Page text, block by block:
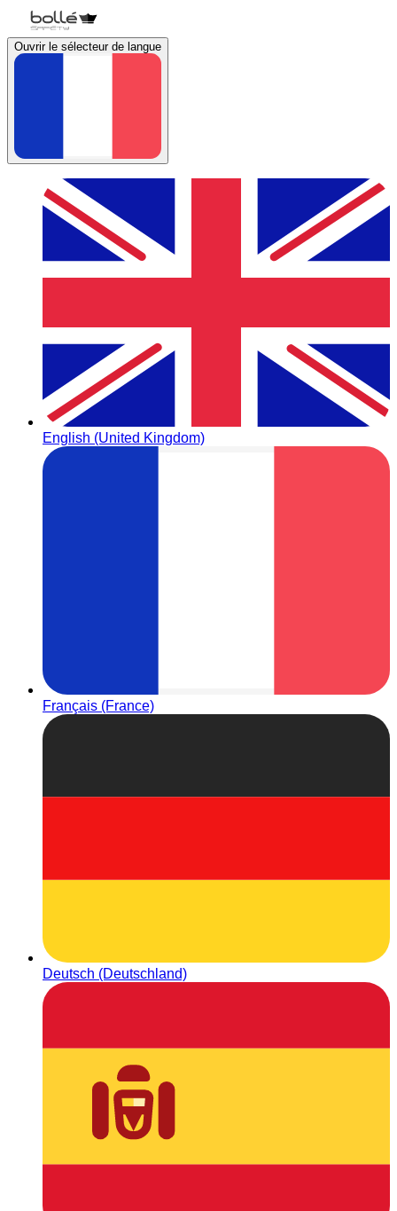
Ouvrir le sélecteur de langue
English (United Kingdom)
Français (France)
Deutsch (Deutschland)